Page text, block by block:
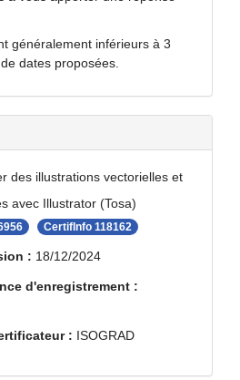
généralement inférieurs à 3
dates proposées.
des illustrations vectorielles et
avec Illustrator (Tosa)
CertifInfo 118162
: 18/12/2024
d'enregistrement :
: ISOGRAD